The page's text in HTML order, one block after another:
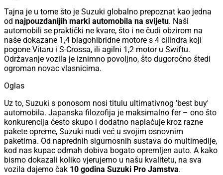
Tajna je u tome što je Suzuki globalno prepoznat kao jedna
od najpouzdanijih marki automobila na svijetu. Naši
automobili se praktički ne kvare, što i ne čudi obzirom na
naše dokazane 1,4 blagohibridne motore s 4 cilindra koji
pogone Vitaru i S-Crossa, ili agilni 1,2 motor u Swiftu.
Održavanje vozila je iznimno povoljno, što dugoročno štedi
ogroman novac vlasnicima.
Oglas
Uz to, Suzuki s ponosom nosi titulu ultimativnog 'best buy'
automobila. Japanska filozofija je maksimalno fer – ono što
konkurencija često skupo i dodatno naplaćuje kroz razne
pakete opreme, Suzuki nudi već u svojim osnovnim
paketima. Od naprednih sigurnosnih sustava do multimedije,
kod nas kupac odmah dobiva bogato opremljen auto. A kako
bismo dokazali koliko vjerujemo u našu kvalitetu, na sva
vozila dajemo čak 10 godina Suzuki Pro Jamstva.